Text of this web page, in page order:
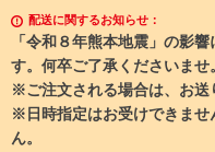
配送に関するお知らせ：
「令和８年熊本地震」の影
す。何卒ご了承くださいませ。
※ご注文される場合は、お送
※日時指定はお受けできま
ん。